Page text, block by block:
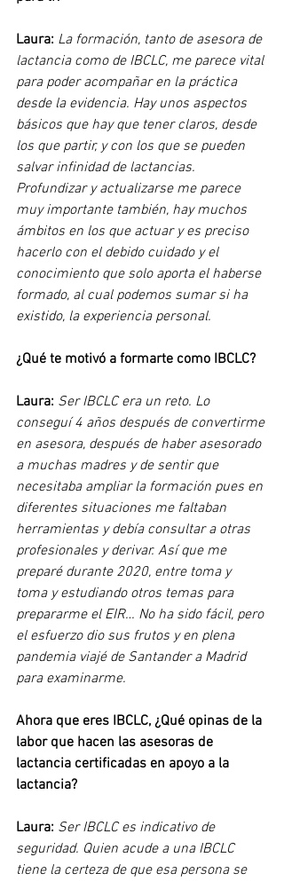
Laura: La formación, tanto de asesora de
lactancia como de IBCLC, me parece vital
para poder acompañar en la práctica
desde la evidencia. Hay unos aspectos
básicos que hay que tener claros, desde
los que partir, y con los que se pueden
salvar infinidad de lactancias.
Profundizar y actualizarse me parece
muy importante también, hay muchos
ámbitos en los que actuar y es preciso
hacerlo con el debido cuidado y el
conocimiento que solo aporta el haberse
formado, al cual podemos sumar si ha
existido, la experiencia personal.
¿Qué te motivó a formarte como IBCLC?
Laura: Ser IBCLC era un reto. Lo
conseguí 4 años después de convertirme
en asesora, después de haber asesorado
a muchas madres y de sentir que
necesitaba ampliar la formación pues en
diferentes situaciones me faltaban
herramientas y debía consultar a otras
profesionales y derivar. Así que me
preparé durante 2020, entre toma y
toma y estudiando otros temas para
prepararme el EIR… No ha sido fácil, pero
el esfuerzo dio sus frutos y en plena
pandemia viajé de Santander a Madrid
para examinarme.
Ahora que eres IBCLC, ¿Qué opinas de la
labor que hacen las asesoras de
lactancia certificadas en apoyo a la
lactancia?
Laura: Ser IBCLC es indicativo de
seguridad. Quien acude a una IBCLC
tiene la certeza de que esa persona se